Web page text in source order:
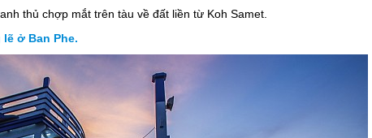
thủ chợp mắt trên tàu về đất liền từ Koh Samet.
ở Ban Phe.